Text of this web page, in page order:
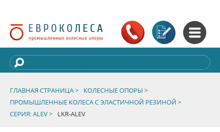
ГЛАВНАЯ СТРАНИЦА >
КОЛЕСНЫЕ ОПОРЫ >
ПРОМЫШЛЕННЫЕ КОЛЕСА С ЭЛАСТИЧНОЙ РЕЗИНОЙ >
СЕРИЯ: ALEV >
LKR-ALEV